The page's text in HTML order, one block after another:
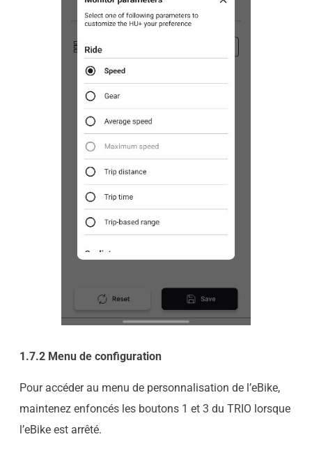
1.7.2 Menu de configuration
Pour accéder au menu de personnalisation de l’eBike,
maintenez enfoncés les boutons 1 et 3 du TRIO lorsque
l’eBike est arrêté.